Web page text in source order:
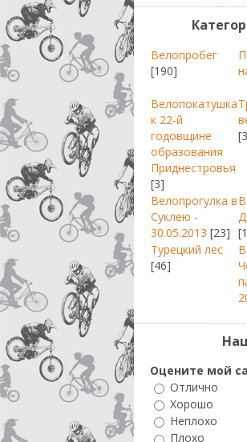
Велопробег
[190]
Велопокатушка
к 22-й
годовщине
образования
Приднестровья
[3]
Велопрогулка в
Суклею -
30.05.2013 [23]
Турецкий лес
[46]
Оцените мой
Отлично
Хорошо
Неплохо
Плохо